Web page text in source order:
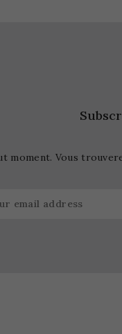
moment. Vous